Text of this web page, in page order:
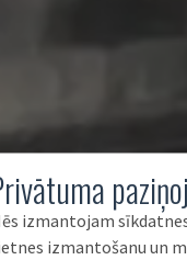
izmantojam
izmantošanu un